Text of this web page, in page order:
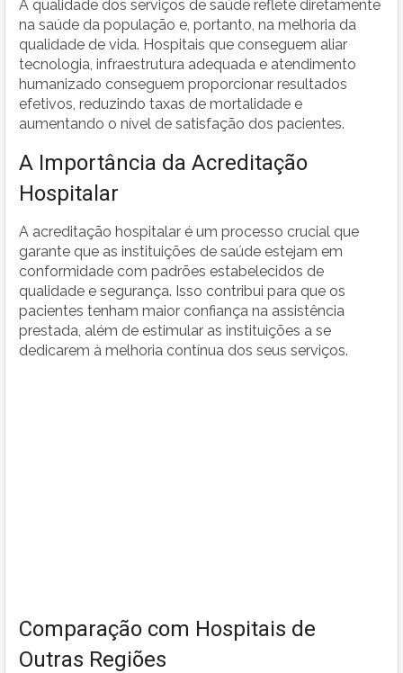
A qualidade dos serviços de saúde reflete diretamente
na saúde da população e, portanto, na melhoria da
qualidade de vida. Hospitais que conseguem aliar
tecnologia, infraestrutura adequada e atendimento
humanizado conseguem proporcionar resultados
efetivos, reduzindo taxas de mortalidade e
aumentando o nível de satisfação dos pacientes.
A Importância da Acreditação
Hospitalar
A acreditação hospitalar é um processo crucial que
garante que as instituições de saúde estejam em
conformidade com padrões estabelecidos de
qualidade e segurança. Isso contribui para que os
pacientes tenham maior confiança na assistência
prestada, além de estimular as instituições a se
dedicarem à melhoria contínua dos seus serviços.
Comparação com Hospitais de
Outras Regiões